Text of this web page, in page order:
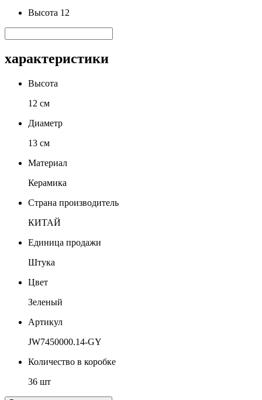
Высота 12
характеристики
Высота
12 см
Диаметр
13 см
Материал
Керамика
Страна производитель
КИТАЙ
Единица продажи
Штука
Цвет
Зеленый
Артикул
JW7450000.14-GY
Количество в коробке
36 шт